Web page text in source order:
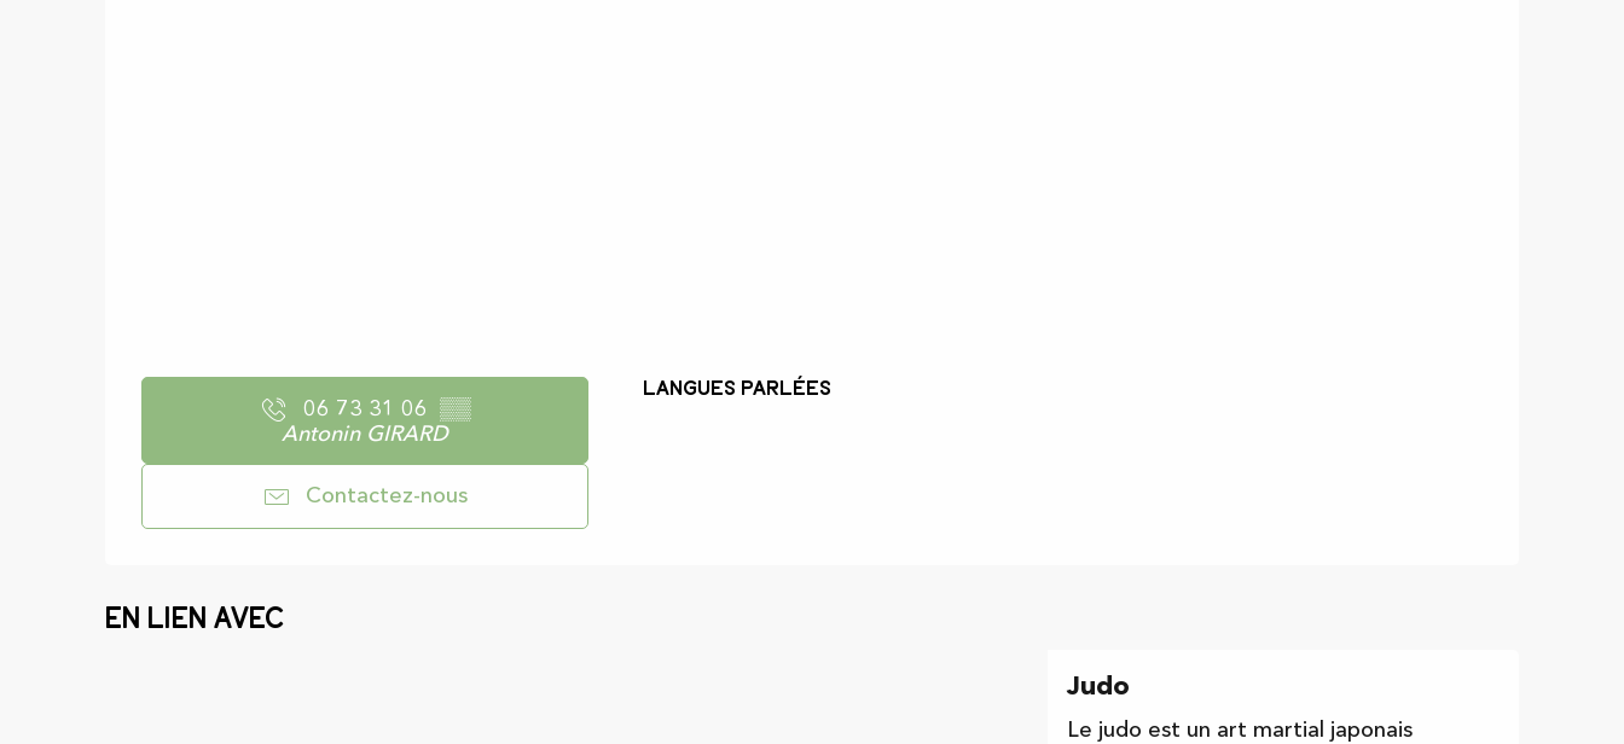
06 73 31 06 ▒▒
Antonin GIRARD
Contactez-nous
Langues parlées
Langues parlées
En lien avec
Judo
Le judo est un art martial japonais